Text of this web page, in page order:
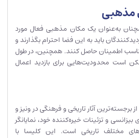
مذهبی
به‌عنوان یک مکان مذهبی فعال مورد
باید به این فضا احترام بگذارند و
اطمینان حاصل کنند. همچنین، در طول
است محدودیت‌هایی برای بازدید اعمال
آثار تاریخی و فرهنگی در ونیز و
و تزئینات خیره‌کننده خود، نمایانگر
مختلف تاریخی است. این کلیسا با